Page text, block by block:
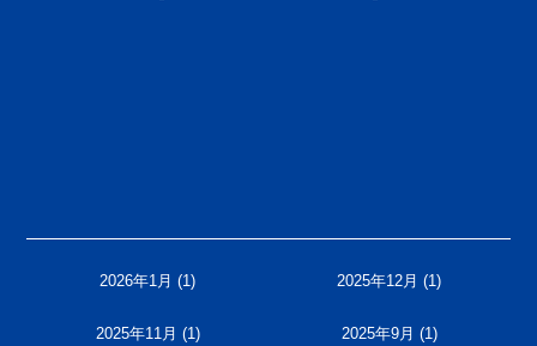
2026年1月 (1) 2025年12月 (1)
2025年11月 (1) 2025年9月 (1)